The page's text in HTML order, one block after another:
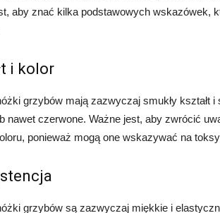
aby znać kilka podstawowych wskazówek,
i kolor
grzybów mają zazwyczaj smukły kształt
nawet czerwone. Ważne jest, aby zwrócić
ponieważ mogą one wskazywać na
grzybów są zazwyczaj miękkie i